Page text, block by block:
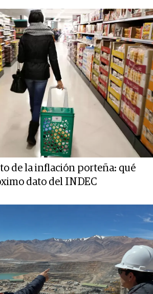
de la inflación porteña: qué
dato del INDEC